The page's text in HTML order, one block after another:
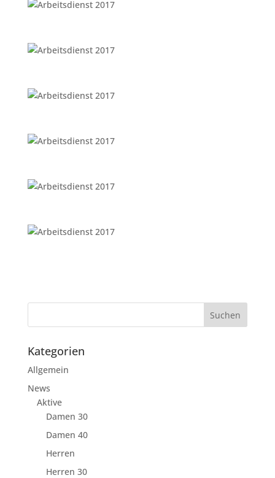
Kategorien
Allgemein
News
Aktive
Damen 30
Damen 40
Herren
Herren 30